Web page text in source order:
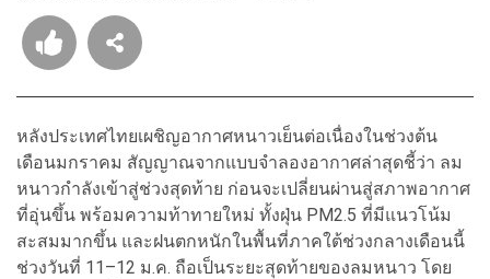
หลังประเทศไทยเผชิญอากาศหนาวเย็นต่อเนื่องในช่วงต้น
เดือนมกราคม สัญญาณจากแบบจำลองอากาศล่าสุดชี้ว่า ลม
หนาวกำลังเข้าสู่ช่วงสุดท้าย ก่อนจะเปลี่ยนผ่านสู่สภาพอากาศ
ที่อุ่นขึ้น พร้อมความท้าทายใหม่ ทั้งฝุ่น PM2.5 ที่มีแนวโน้ม
สะสมมากขึ้น และฝนตกหนักในพื้นที่ภาคใต้ช่วงกลางเดือนนี้
ช่วงวันที่ 11–12 ม.ค. ถือเป็นระยะสุดท้ายของลมหนาว โดย